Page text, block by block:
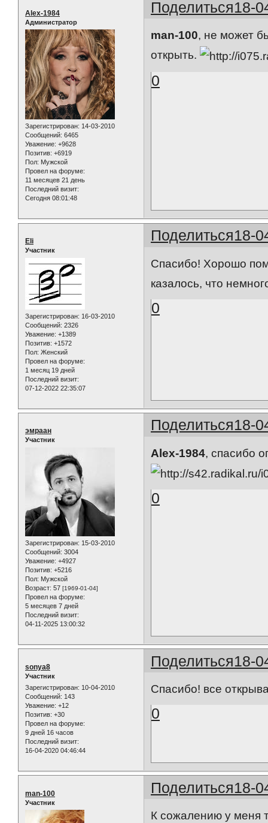
Поделиться18-
Alex-1984
Администратор
Зарегистрирован: 14-03-2010
Сообщений: 6465
Уважение: +9628
Позитив: +6919
Пол: Мужской
Провел на форуме:
11 месяцев 21 день
Последний визит:
Сегодня 08:01:48
man-100, не может
открыть.
0
Поделиться18-
Eli
Участник
Зарегистрирован: 16-03-2010
Сообщений: 2326
Уважение: +1389
Позитив: +1572
Пол: Женский
Провел на форуме:
1 месяц 19 дней
Последний визит:
07-12-2022 22:35:07
Спасибо! Хорошо
казалось, что
0
Поделиться18-
эмраан
Участник
Зарегистрирован: 15-03-2010
Сообщений: 3004
Уважение: +4927
Позитив: +5216
Пол: Мужской
Возраст: 57 [1969-01-04]
Провел на форуме:
5 месяцев 7 дней
Последний визит:
04-11-2025 13:00:32
Alex-1984, спасибо
0
Поделиться18-
sonya8
Участник
Зарегистрирован: 10-04-2010
Сообщений: 143
Уважение: +12
Позитив: +30
Провел на форуме:
9 дней 16 часов
Последний визит:
16-04-2020 04:46:44
Спасибо! все
0
Поделиться18-
man-100
Участник
К сожалению у меня